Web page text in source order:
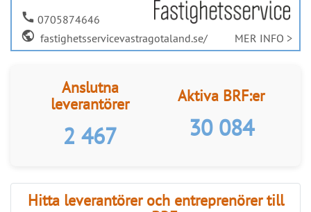
leverantörer
2 467
Aktiva BRF:er
30 084
Hitta leverantörer och entreprenörer till
Kategorier